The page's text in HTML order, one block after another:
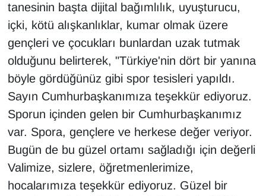
tanesinin başta dijital bağımlılık, uyuşturucu,
içki, kötü alışkanlıklar, kumar olmak üzere
gençleri ve çocukları bunlardan uzak tutmak
olduğunu belirterek, "Türkiye'nin dört bir yanına
böyle gördüğünüz gibi spor tesisleri yapıldı.
Sayın Cumhurbaşkanımıza teşekkür ediyoruz.
Sporun içinden gelen bir Cumhurbaşkanımız
var. Spora, gençlere ve herkese değer veriyor.
Bugün de bu güzel ortamı sağladığı için değerli
Valimize, sizlere, öğretmenlerimize,
hocalarımıza teşekkür ediyoruz. Güzel bir